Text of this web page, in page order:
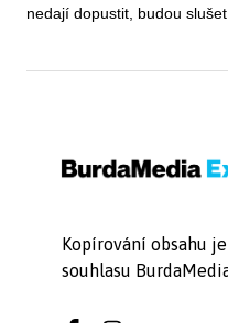
nedají dopustit, budou
Kopírování obsahu
souhlasu